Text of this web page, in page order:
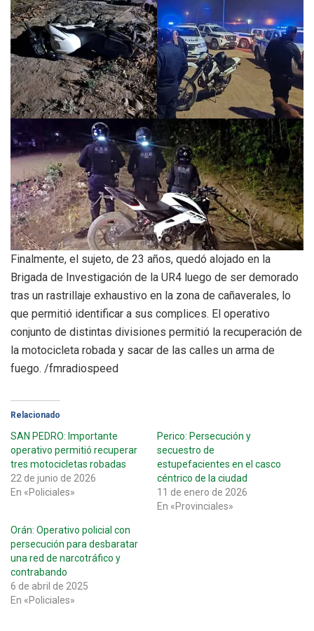
Finalmente, el sujeto, de 23 años, quedó alojado en la
Brigada de Investigación de la UR4 luego de ser demorado
tras un rastrillaje exhaustivo en la zona de cañaverales, lo
que permitió identificar a sus complices. El operativo
conjunto de distintas divisiones permitió la recuperación de
la motocicleta robada y sacar de las calles un arma de
fuego. /fmradiospeed
Relacionado
SAN PEDRO: Importante
operativo permitió recuperar
tres motocicletas robadas
22 de junio de 2026
En «Policiales»
Perico: Persecución y
secuestro de
estupefacientes en el casco
céntrico de la ciudad
11 de enero de 2026
En «Provinciales»
Orán: Operativo policial con
persecución para desbaratar
una red de narcotráfico y
contrabando
6 de abril de 2025
En «Policiales»